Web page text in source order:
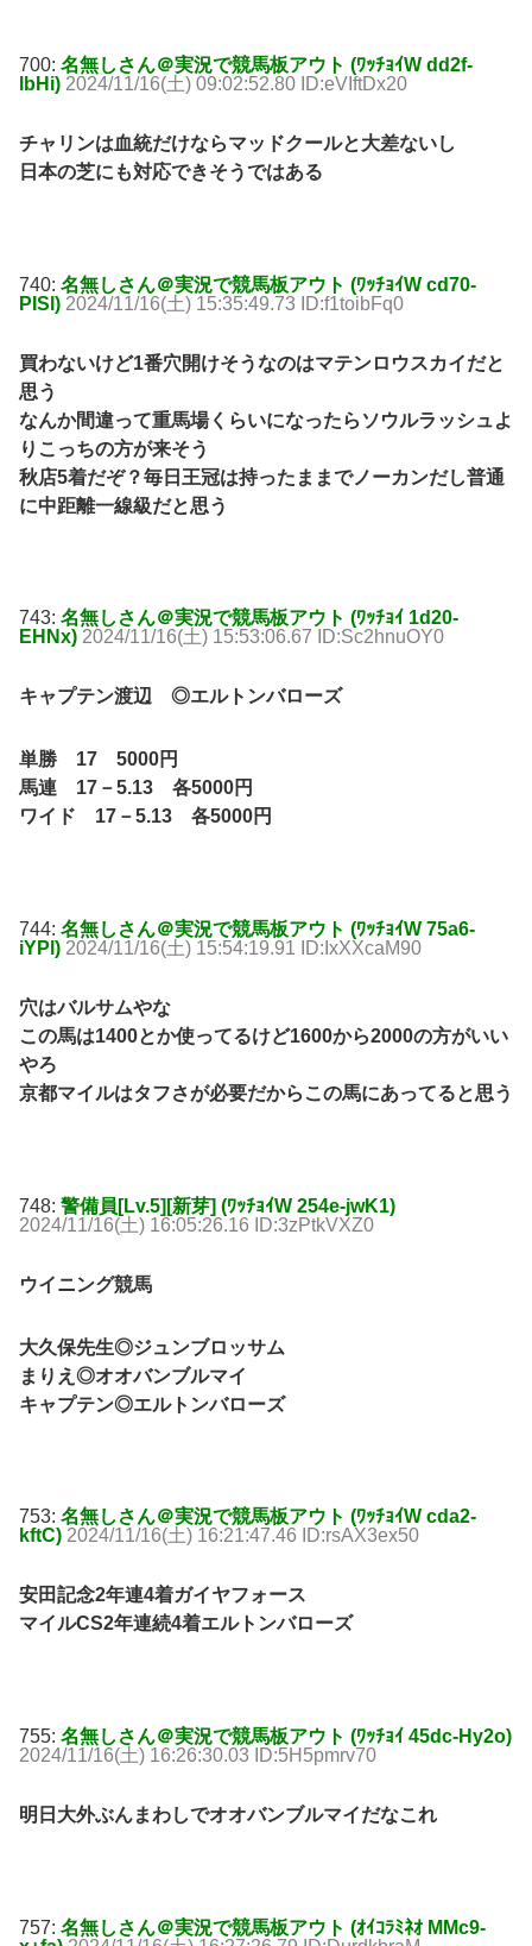
700: 名無しさん＠実況で競馬板アウト (ﾜｯﾁｮｲW dd2f-
lbHi) 2024/11/16(土) 09:02:52.80 ID:eVIftDx20
チャリンは血統だけならマッドクールと大差ないし
日本の芝にも対応できそうではある
740: 名無しさん＠実況で競馬板アウト (ﾜｯﾁｮｲW cd70-
PISl) 2024/11/16(土) 15:35:49.73 ID:f1toibFq0
買わないけど1番穴開けそうなのはマテンロウスカイだと
思う
なんか間違って重馬場くらいになったらソウルラッシュよ
りこっちの方が来そう
秋店5着だぞ？毎日王冠は持ったままでノーカンだし普通
に中距離一線級だと思う
743: 名無しさん＠実況で競馬板アウト (ﾜｯﾁｮｲ 1d20-
EHNx) 2024/11/16(土) 15:53:06.67 ID:Sc2hnuOY0
キャプテン渡辺 ◎エルトンバローズ
単勝 17 5000円
馬連 17－5.13 各5000円
ワイド 17－5.13 各5000円
744: 名無しさん＠実況で競馬板アウト (ﾜｯﾁｮｲW 75a6-
iYPl) 2024/11/16(土) 15:54:19.91 ID:IxXXcaM90
穴はバルサムやな
この馬は1400とか使ってるけど1600から2000の方がいい
やろ
京都マイルはタフさが必要だからこの馬にあってると思う
748: 警備員[Lv.5][新芽] (ﾜｯﾁｮｲW 254e-jwK1)
2024/11/16(土) 16:05:26.16 ID:3zPtkVXZ0
ウイニング競馬
大久保先生◎ジュンブロッサム
まりえ◎オオバンブルマイ
キャプテン◎エルトンバローズ
753: 名無しさん＠実況で競馬板アウト (ﾜｯﾁｮｲW cda2-
kftC) 2024/11/16(土) 16:21:47.46 ID:rsAX3ex50
安田記念2年連4着ガイヤフォース
マイルCS2年連続4着エルトンバローズ
755: 名無しさん＠実況で競馬板アウト (ﾜｯﾁｮｲ 45dc-Hy2o)
2024/11/16(土) 16:26:30.03 ID:5H5pmrv70
明日大外ぶんまわしでオオバンブルマイだなこれ
757: 名無しさん＠実況で競馬板アウト (ｵｲｺﾗﾐﾈｵ MMc9-